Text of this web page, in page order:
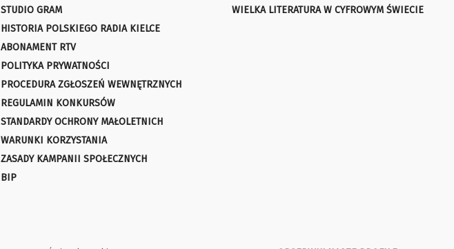
STUDIO GRAM
HISTORIA POLSKIEGO RADIA KIELCE
ABONAMENT RTV
POLITYKA PRYWATNOŚCI
PROCEDURA ZGŁOSZEŃ WEWNĘTRZNYCH
REGULAMIN KONKURSÓW
STANDARDY OCHRONY MAŁOLETNICH
WARUNKI KORZYSTANIA
ZASADY KAMPANII SPOŁECZNYCH
BIP
WIELKA LITERATURA W CYFROWYM ŚWIECIE